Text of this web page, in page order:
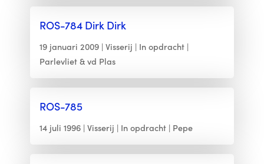
ROS-784 Dirk Dirk
19 januari 2009 Visserij
In opdracht
Parlevliet & vd Plas
ROS-785
14 juli 1996 Visserij In opdracht Pepe